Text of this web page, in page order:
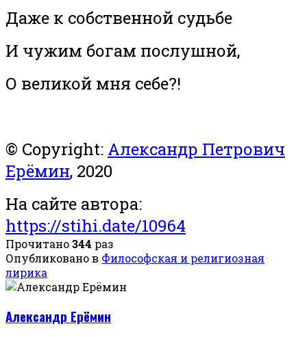
Даже к собственной судьбе
И чужим богам послушной,
О великой мня себе?!
© Copyright: Александр Петрович
Ерёмин, 2020
На сайте автора:
https://stihi.date/10964
Прочитано344 раз
Опубликовано в Философская и религиозная
лирика
Александр Ерёмин